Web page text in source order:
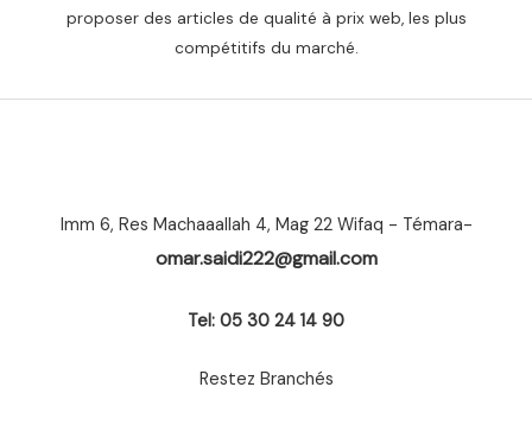
proposer des articles de qualité à prix web, les plus
compétitifs du marché.
Imm 6, Res Machaaallah 4, Mag 22 Wifaq - Témara-
omar.saidi222@gmail.com
Tel: 05 30 24 14 90
Restez Branchés